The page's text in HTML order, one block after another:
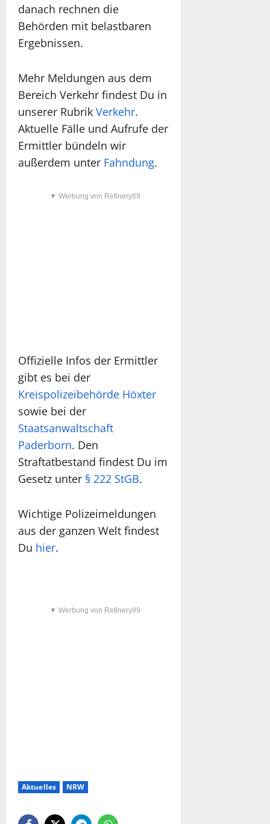
danach rechnen die
Behörden mit belastbaren
Ergebnissen.
Mehr Meldungen aus dem
Bereich Verkehr findest Du in
unserer Rubrik Verkehr.
Aktuelle Fälle und Aufrufe der
Ermittler bündeln wir
außerdem unter Fahndung.
▼ Werbung von Refinery89
Offizielle Infos der Ermittler
gibt es bei der
Kreispolizeibehörde Höxter
sowie bei der
Staatsanwaltschaft
Paderborn. Den
Straftatbestand findest Du im
Gesetz unter § 222 StGB.
Wichtige Polizeimeldungen
aus der ganzen Welt findest
Du hier.
▼ Werbung von Refinery89
Aktuelles NRW